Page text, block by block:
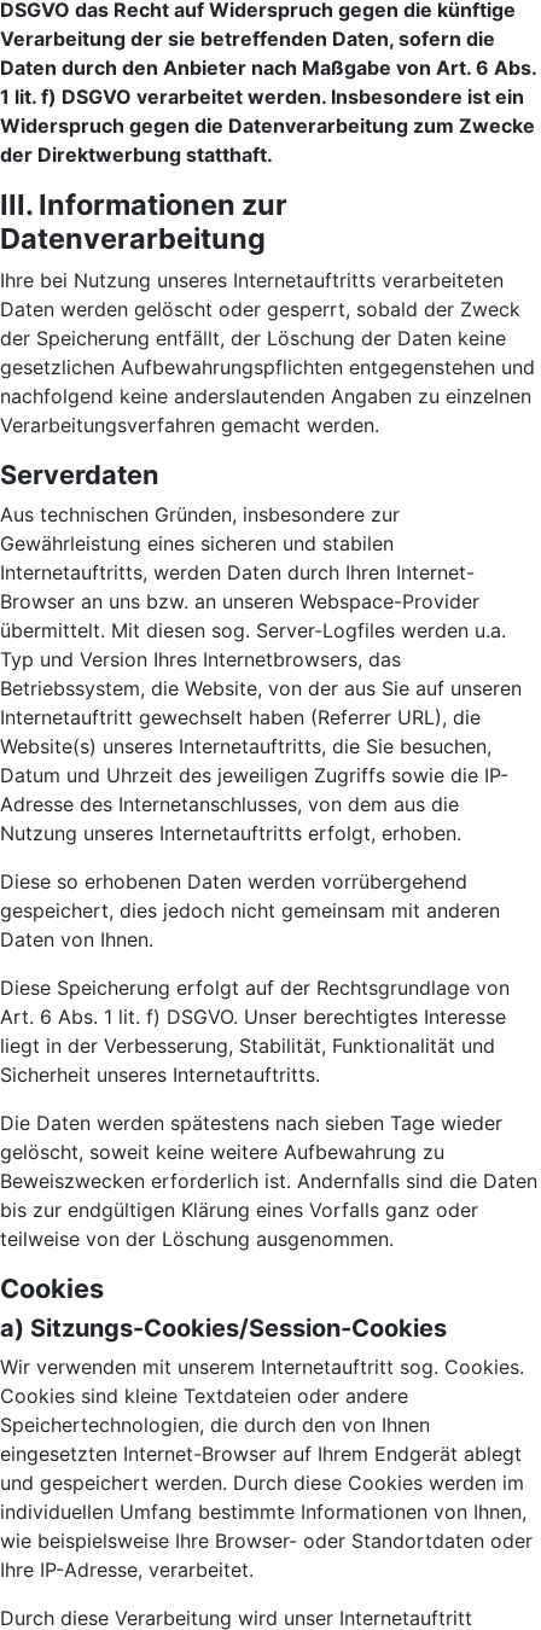
DSGVO das Recht auf Widerspruch gegen die künftige
Verarbeitung der sie betreffenden Daten, sofern die
Daten durch den Anbieter nach Maßgabe von Art. 6 Abs.
1 lit. f) DSGVO verarbeitet werden. Insbesondere ist ein
Widerspruch gegen die Datenverarbeitung zum Zwecke
der Direktwerbung statthaft.
III. Informationen zur
Datenverarbeitung
Ihre bei Nutzung unseres Internetauftritts verarbeiteten
Daten werden gelöscht oder gesperrt, sobald der Zweck
der Speicherung entfällt, der Löschung der Daten keine
gesetzlichen Aufbewahrungspflichten entgegenstehen und
nachfolgend keine anderslautenden Angaben zu einzelnen
Verarbeitungsverfahren gemacht werden.
Serverdaten
Aus technischen Gründen, insbesondere zur
Gewährleistung eines sicheren und stabilen
Internetauftritts, werden Daten durch Ihren Internet-
Browser an uns bzw. an unseren Webspace-Provider
übermittelt. Mit diesen sog. Server-Logfiles werden u.a.
Typ und Version Ihres Internetbrowsers, das
Betriebssystem, die Website, von der aus Sie auf unseren
Internetauftritt gewechselt haben (Referrer URL), die
Website(s) unseres Internetauftritts, die Sie besuchen,
Datum und Uhrzeit des jeweiligen Zugriffs sowie die IP-
Adresse des Internetanschlusses, von dem aus die
Nutzung unseres Internetauftritts erfolgt, erhoben.
Diese so erhobenen Daten werden vorrübergehend
gespeichert, dies jedoch nicht gemeinsam mit anderen
Daten von Ihnen.
Diese Speicherung erfolgt auf der Rechtsgrundlage von
Art. 6 Abs. 1 lit. f) DSGVO. Unser berechtigtes Interesse
liegt in der Verbesserung, Stabilität, Funktionalität und
Sicherheit unseres Internetauftritts.
Die Daten werden spätestens nach sieben Tage wieder
gelöscht, soweit keine weitere Aufbewahrung zu
Beweiszwecken erforderlich ist. Andernfalls sind die Daten
bis zur endgültigen Klärung eines Vorfalls ganz oder
teilweise von der Löschung ausgenommen.
Cookies
a) Sitzungs-Cookies/Session-Cookies
Wir verwenden mit unserem Internetauftritt sog. Cookies.
Cookies sind kleine Textdateien oder andere
Speichertechnologien, die durch den von Ihnen
eingesetzten Internet-Browser auf Ihrem Endgerät ablegt
und gespeichert werden. Durch diese Cookies werden im
individuellen Umfang bestimmte Informationen von Ihnen,
wie beispielsweise Ihre Browser- oder Standortdaten oder
Ihre IP-Adresse, verarbeitet.
Durch diese Verarbeitung wird unser Internetauftritt